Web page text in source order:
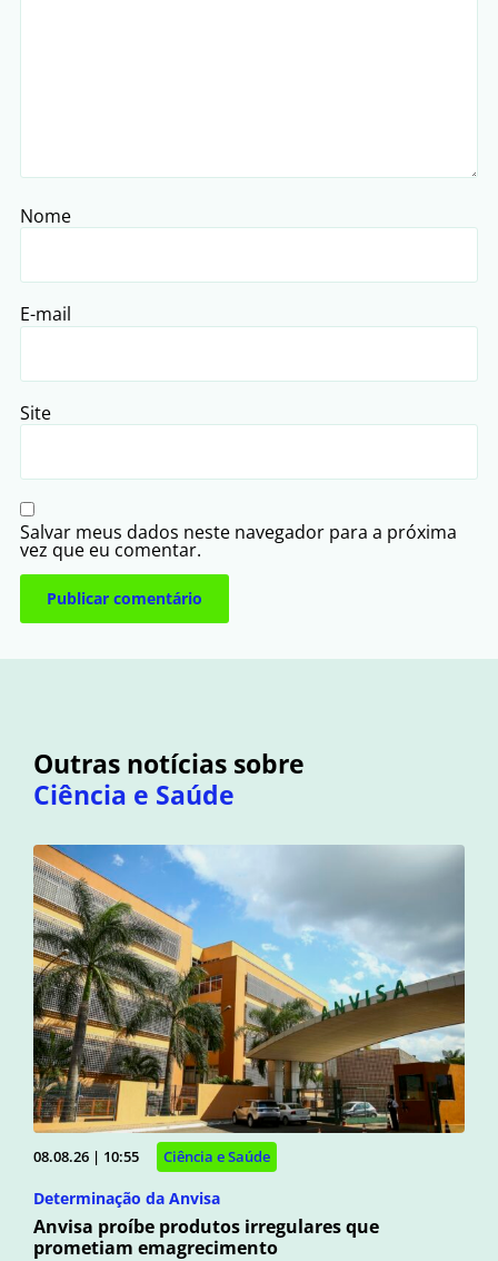
Nome
E-mail
Site
Salvar meus dados neste navegador para a próxima
vez que eu comentar.
Outras notícias sobre
Ciência e Saúde
08.08.26 | 10:55 Ciência e Saúde
Determinação da Anvisa
Anvisa proíbe produtos irregulares que
prometiam emagrecimento